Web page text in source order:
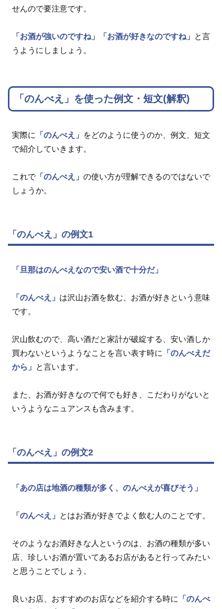
せんので要注意です。
「お酒が強いのですね」 「お酒が好きなのですね」
と言
うようにしましょう。
「のんべえ」を使った例文・短文(解釈)
実際に 「のんべえ」
をどのように使うのか、例文、短文
で紹介していきます。
これで「のんべえ」 の使い方が理解できるのではないで
しょうか。
「のんべえ」の例文1
「旦那はのんべえなので安い酒で十分だ」
「のんべえ」 は沢山お酒を飲む、お酒が好きという意味
です。
沢山飲むので、高い酒だと家計が破綻する、安い酒しか
買わないというようなことを言い表す時に
「のんべえだ
から」
と言います。
また、お酒が好きなので何でも好き、こだわりがないと
いうようなニュアンスも含みます。
「のんべえ」の例文2
「あの店は地酒の種類が多く、のんべえが喜びそう」
「のんべえ」 とはお酒が好きでよく飲む人のことです。
そのようなお酒好きな人というのは、お酒の種類が多い
店、珍しいお酒が置いてあるお店があると行ってみたい
と思うことでしょう。
良いお店、おすすめのお店などを紹介する時に
「のんべ